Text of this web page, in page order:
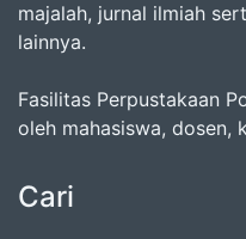
majalah, jurnal ilmiah
lainnya.
Fasilitas Perpustakaan
oleh mahasiswa, dosen,
Cari